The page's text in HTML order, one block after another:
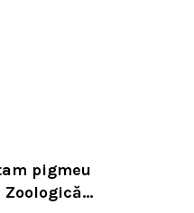
pigmeu